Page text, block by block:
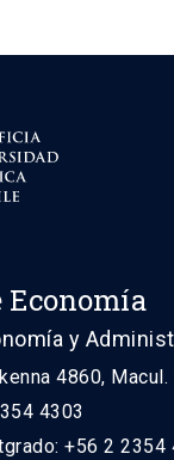
y
4860,
4303
+56 2 2354